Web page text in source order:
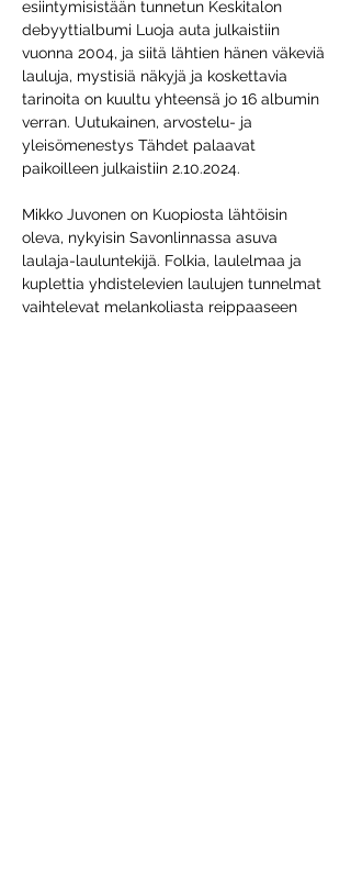
esiintymisistään tunnetun Keskitalon
debyyttialbumi Luoja auta julkaistiin
vuonna 2004, ja siitä lähtien hänen väkeviä
lauluja, mystisiä näkyjä ja koskettavia
tarinoita on kuultu yhteensä jo 16 albumin
verran. Uutukainen, arvostelu- ja
yleisömenestys Tähdet palaavat
paikoilleen julkaistiin 2.10.2024.
Mikko Juvonen on Kuopiosta lähtöisin
oleva, nykyisin Savonlinnassa asuva
laulaja-lauluntekijä. Folkia, laulelmaa ja
kuplettia yhdistelevien laulujen tunnelmat
vaihtelevat melankoliasta reippaaseen